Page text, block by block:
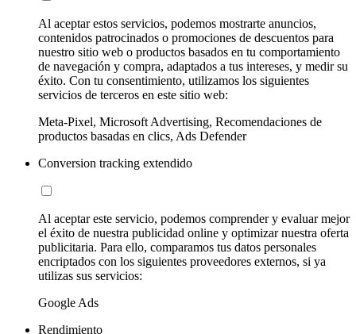
Al aceptar estos servicios, podemos mostrarte anuncios,
contenidos patrocinados o promociones de descuentos para
nuestro sitio web o productos basados en tu comportamiento
de navegación y compra, adaptados a tus intereses, y medir su
éxito. Con tu consentimiento, utilizamos los siguientes
servicios de terceros en este sitio web:
Meta-Pixel, Microsoft Advertising, Recomendaciones de
productos basadas en clics, Ads Defender
Conversion tracking extendido
Al aceptar este servicio, podemos comprender y evaluar mejor
el éxito de nuestra publicidad online y optimizar nuestra oferta
publicitaria. Para ello, comparamos tus datos personales
encriptados con los siguientes proveedores externos, si ya
utilizas sus servicios:
Google Ads
Rendimiento